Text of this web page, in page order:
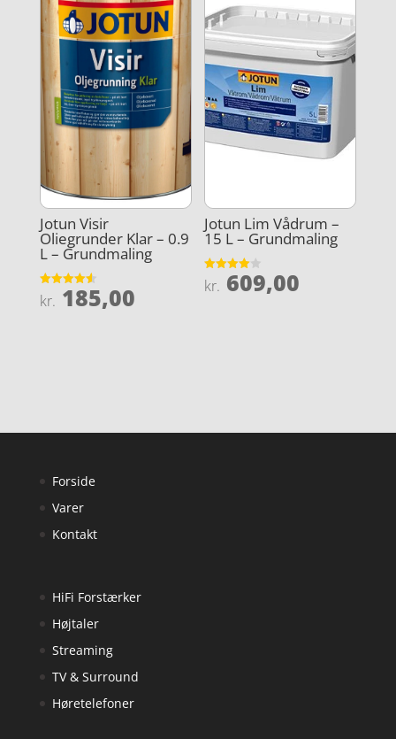
Jotun Visir
Oliegrunder Klar – 0.9
L – Grundmaling
Vurderet
4.6
kr. 185,00
Jotun Lim Vådrum –
15 L – Grundmaling
Vurderet
4
kr. 609,00
Forside
Varer
Kontakt
HiFi Forstærker
Højtaler
Streaming
TV & Surround
Høretelefoner